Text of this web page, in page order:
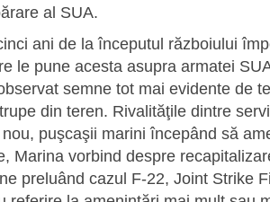
al SUA.
ani de la începutul războiului
le pune acesta asupra armatei
semne tot mai evidente de
din teren. Rivalităţile dintre
puşcaşii marini începând să
Marina vorbind despre
preluând cazul F-22, Joint Strike